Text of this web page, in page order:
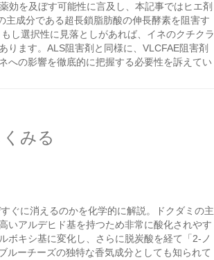
効を及ぼす可能性に言及し、本記事ではヒエ剤
成分である超長鎖脂肪酸の伸長酵素を阻害す
し選択性に見落としがあれば、イネのクチクラ
ます。ALS阻害剤と同様に、VLCFAE阻害剤
への影響を徹底的に把握する必要性を訴えてい
みる
ぐに消えるのかを化学的に解説。ドクダミの主
いアルデヒド基を持つため非常に酸化されやす
ボキシ基に変化し、さらに脱炭酸を経て「2-ノ
ルーチーズの独特な香気成分としても知られて